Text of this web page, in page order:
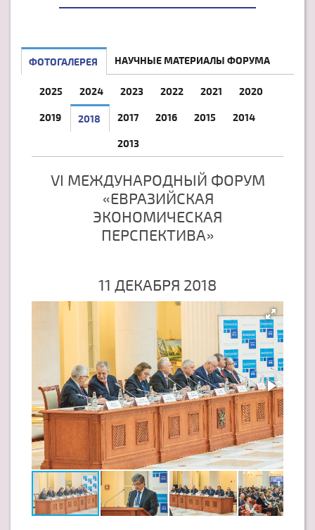
ФОТОГАЛЕРЕЯ НАУЧНЫЕ МАТЕРИАЛЫ ФОРУМА
2025 2024 2023 2022 2021 2020
2019 2018 2017 2016 2015 2014
2013
VI МЕЖДУНАРОДНЫЙ ФОРУМ
«ЕВРАЗИЙСКАЯ
ЭКОНОМИЧЕСКАЯ
ПЕРСПЕКТИВА»
11 ДЕКАБРЯ 2018